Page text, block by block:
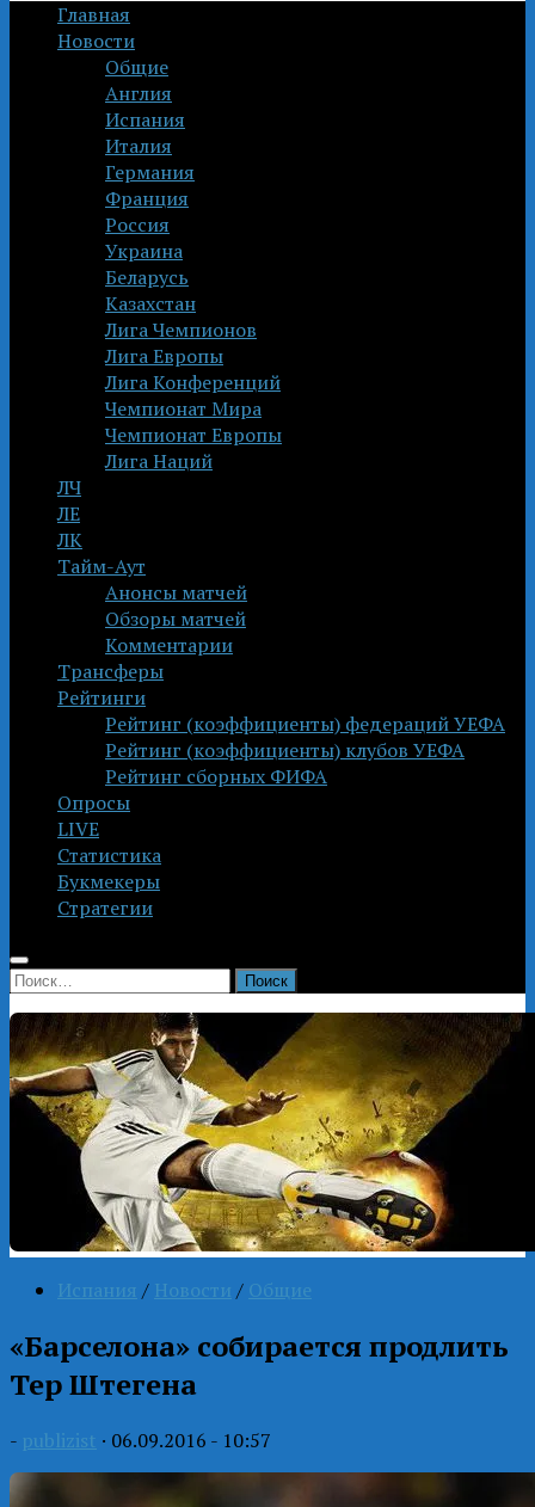
Главная
Новости
Общие
Англия
Испания
Италия
Германия
Франция
Россия
Украина
Беларусь
Казахстан
Лига Чемпионов
Лига Европы
Лига Конференций
Чемпионат Мира
Чемпионат Европы
Лига Наций
ЛЧ
ЛЕ
ЛК
Тайм-Аут
Анонсы матчей
Обзоры матчей
Комментарии
Трансферы
Рейтинги
Рейтинг (коэффициенты) федераций УЕФА
Рейтинг (коэффициенты) клубов УЕФА
Рейтинг сборных ФИФА
Опросы
LIVE
Статистика
Букмекеры
Стратегии
Найти:
Испания / Новости / Общие
«Барселона» собирается продлить
Тер Штегена
- publizist · 06.09.2016 - 10:57